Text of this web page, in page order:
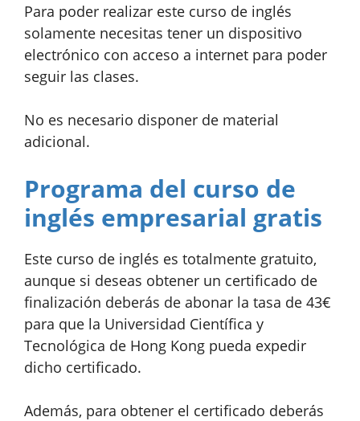
Para poder realizar este curso de inglés
solamente necesitas tener un dispositivo
electrónico con acceso a internet para poder
seguir las clases.
No es necesario disponer de material
adicional.
Programa del curso de
inglés empresarial gratis
Este curso de inglés es totalmente gratuito,
aunque si deseas obtener un certificado de
finalización deberás de abonar la tasa de 43€
para que la Universidad Científica y
Tecnológica de Hong Kong pueda expedir
dicho certificado.
Además, para obtener el certificado deberás